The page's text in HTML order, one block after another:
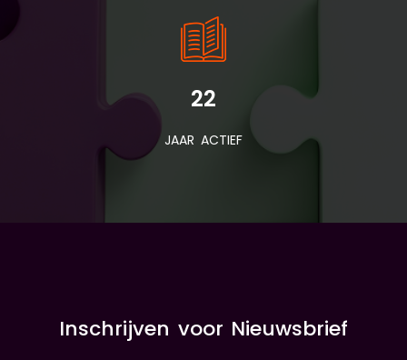
22
JAAR ACTIEF
Inschrijven voor Nieuwsbrief